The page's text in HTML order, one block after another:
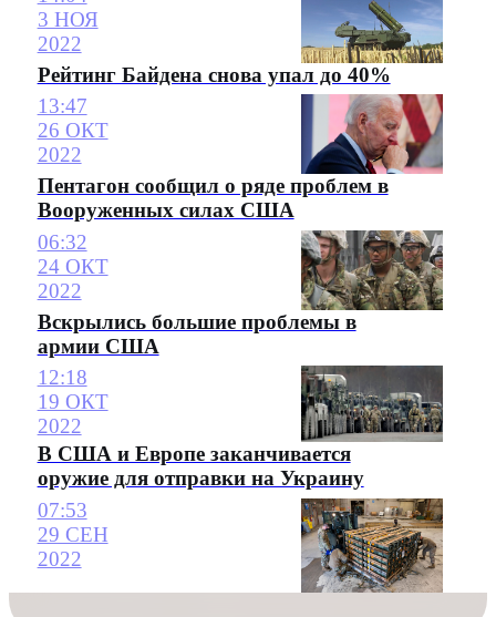
3 НОЯ
2022
Рейтинг Байдена снова упал до 40%
13:47
26 ОКТ
2022
Пентагон сообщил о ряде проблем в
Вооруженных силах США
06:32
24 ОКТ
2022
Вскрылись большие проблемы в
армии США
12:18
19 ОКТ
2022
В США и Европе заканчивается
оружие для отправки на Украину
07:53
29 СЕН
2022